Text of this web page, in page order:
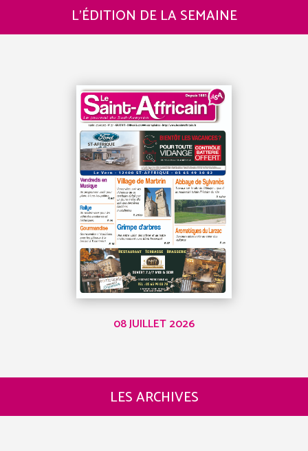
L’ÉDITION DE LA SEMAINE
08 JUILLET 2026
LES ARCHIVES